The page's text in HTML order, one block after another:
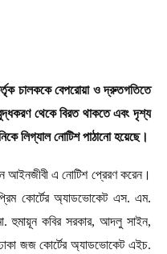
চালককে বেপরোয়া ও দ্রুতগতিতে
থেকে বিরত থাকতে এবং দৃশ্য
লিগ্যাল নোটিশ পাঠানো হয়েছে।
আইনজীবী এ নোটিশ প্রেরণ করেন।
কোর্টের অ্যাডভোকেট এস. এম.
হুমায়ূন কবির সরকার, আদলু সাইন,
জজ কোর্টের অ্যাডভোকেট এইচ.